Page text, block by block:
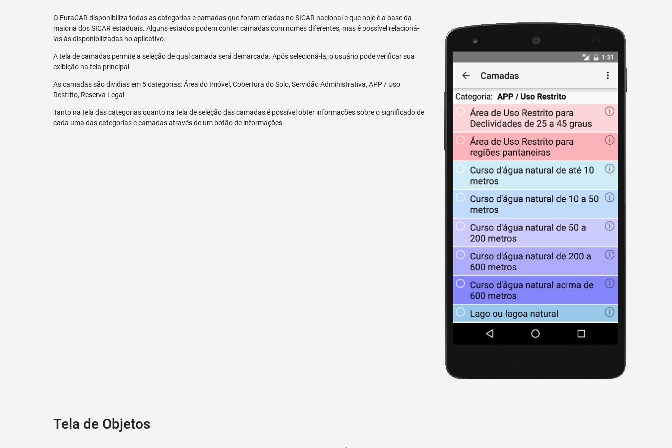
O FuraCAR disponibiliza todas as categorias e camadas que foram criadas no SICAR nacional e que hoje é a base da
maioria dos SICAR estaduais. Alguns estados podem conter camadas com nomes diferentes, mas é possível relacioná-
las às disponibilizadas no aplicativo.
A tela de camadas permite a seleção de qual camada será demarcada. Após selecioná-la, o usuário pode verificar sua
exibição na tela principal.
As camadas são dividias em 5 categorias: Área do Imóvel, Cobertura do Solo, Servidão Administrativa, APP / Uso
Restrito, Reserva Legal
Tanto na tela das categorias quanto na tela de seleção das camadas é possível obter informações sobre o significado de
cada uma das categorias e camadas através de um botão de informações.
Tela de Objetos